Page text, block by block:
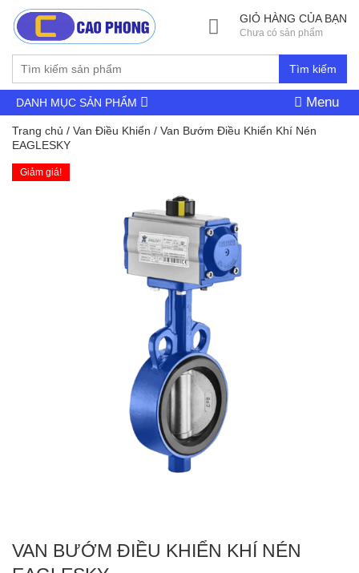
Tìm kiếm
GIỎ HÀNG CỦA BẠN
Chưa có sản phẩm
DANH MỤC SẢN PHẨM Menu
Trang chủ / Van Điều Khiển / Van Bướm Điều Khiển Khí Nén
EAGLESKY
Giảm giá!
VAN BƯỚM ĐIỀU KHIỂN KHÍ NÉN